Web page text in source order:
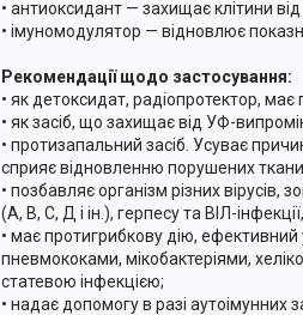
• антиоксидант — захищає клітини
• імуномодулятор — відновлює
Рекомендації щодо застосування:
• як детоксидат, радіопротектор, має
• як засіб, що захищає від УФ-
• протизапальний засіб. Усуває
сприяє відновленню порушених
• позбавляє організм різних вірусів,
(А, В, С, Д і ін.), герпесу та ВІЛ-
• має протигрибкову дію, ефективний
пневмококами, мікобактеріями,
статевою інфекцією;
• надає допомогу в разі